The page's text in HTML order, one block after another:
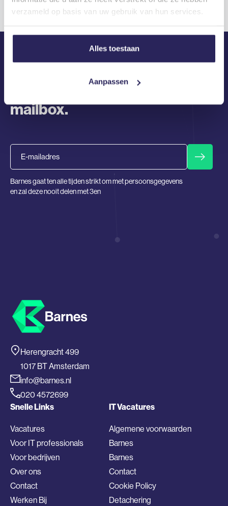
verzameld op basis van uw gebruik van hun services.
Alles toestaan
Aanpassen
De laatste tech vacatures in je
mailbox.
Barnes gaat ten alle tijden strikt om met persoonsgegevens
en zal deze nooit delen met 3en
Herengracht 499
1017 BT Amsterdam
info@barnes.nl
020 4572699
Snelle Links
Vacatures
Voor IT professionals
Voor bedrijven
Over ons
Contact
Werken Bij
IT Vacatures
Algemene voorwaarden
Barnes
Barnes
Contact
Cookie Policy
Detachering